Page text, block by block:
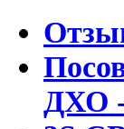
ДХО -